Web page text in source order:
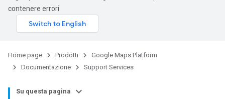
contenere errori.
Home page Prodotti
Google Maps Platform
Documentazione
Support Services
Su questa pagina